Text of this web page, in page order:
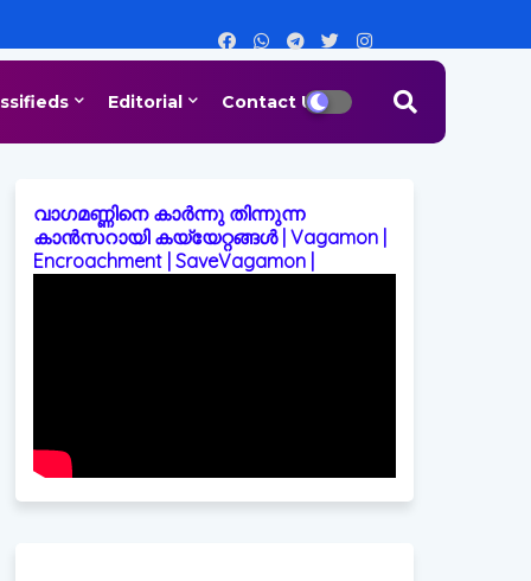
Editorial Contact Us
വാഗമണ്ണിനെ കാർന്നു തിന്നുന്ന
കാൻസറായി കയ്യേറ്റങ്ങൾ | Vagamon |
Encroachment | SaveVagamon |